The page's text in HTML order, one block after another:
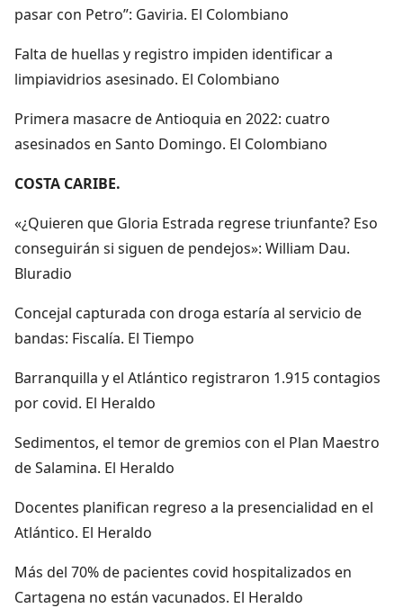
pasar con Petro”: Gaviria. El Colombiano
Falta de huellas y registro impiden identificar a
limpiavidrios asesinado. El Colombiano
Primera masacre de Antioquia en 2022: cuatro
asesinados en Santo Domingo. El Colombiano
COSTA CARIBE.
«¿Quieren que Gloria Estrada regrese triunfante? Eso
conseguirán si siguen de pendejos»: William Dau.
Bluradio
Concejal capturada con droga estaría al servicio de
bandas: Fiscalía. El Tiempo
Barranquilla y el Atlántico registraron 1.915 contagios
por covid. El Heraldo
Sedimentos, el temor de gremios con el Plan Maestro
de Salamina. El Heraldo
Docentes planifican regreso a la presencialidad en el
Atlántico. El Heraldo
Más del 70% de pacientes covid hospitalizados en
Cartagena no están vacunados. El Heraldo